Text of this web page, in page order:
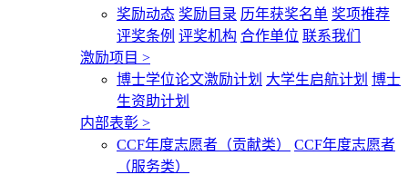
奖励动态 奖励目录 历年获奖名单 奖项推荐
评奖条例 评奖机构 合作单位 联系我们
激励项目 >
博士学位论文激励计划 大学生启航计划 博士
生资助计划
内部表彰 >
CCF年度志愿者（贡献类）
CCF年度志愿者
（服务类）